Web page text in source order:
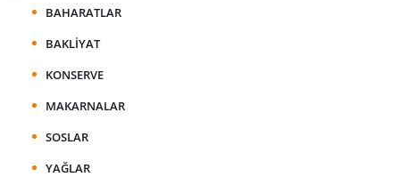
BAHARATLAR
BAKLIYAT
KONSERVE
MAKARNALAR
SOSLAR
YAĞLAR